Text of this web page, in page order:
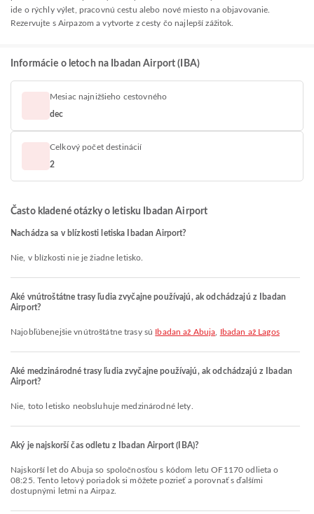
ide o rýchly výlet, pracovnú cestu alebo nové miesto na objavovanie.
Rezervujte s Airpazom a vytvorte z cesty čo najlepší zážitok.
Informácie o letoch na Ibadan Airport (IBA)
Mesiac najnižšieho cestovného
dec
Celkový počet destinácií
2
Často kladené otázky o letisku Ibadan Airport
Nachádza sa v blízkosti letiska Ibadan Airport?
Nie, v blízkosti nie je žiadne letisko.
Aké vnútroštátne trasy ľudia zvyčajne používajú, ak odchádzajú z Ibadan
Airport?
Najobľúbenejšie vnútroštátne trasy sú Ibadan až Abuja Ibadan až Lagos
Aké medzinárodné trasy ľudia zvyčajne používajú, ak odchádzajú z Ibadan
Airport?
Nie, toto letisko neobsluhuje medzinárodné lety.
Aký je najskorší čas odletu z Ibadan Airport (IBA)?
Najskorší let do Abuja so spoločnosťou s kódom letu OF1170 odlieta o
08:25. Tento letový poriadok si môžete pozrieť a porovnať s ďalšími
dostupnými letmi na Airpaz.